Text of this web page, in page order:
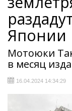
Японии
Мотоюки
в месяц
16.04.2024 14:34:29